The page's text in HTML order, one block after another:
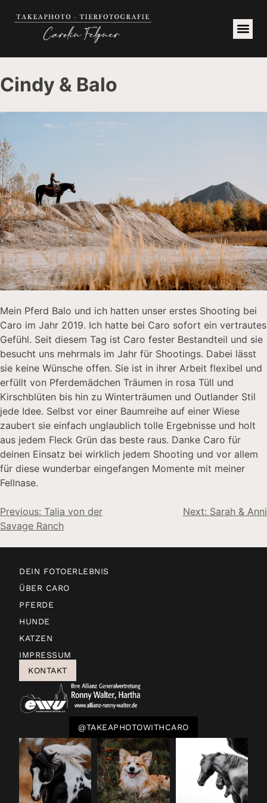
Cindy & Balo
Mein Pferd Balo und ich hatten unser erstes Shooting bei
Caro im Jahr 2019. Ich hatte bei Caro sofort ein vertrautes
Gefühl. Seit diesem Tag ist Caro fester Bestandteil und sie
besucht uns mehrmals im Jahr für Shootings. Dabei lässt
sie keine Wünsche offen. Sie ist in ihrer Arbeit flexibel und
erfüllt von Pferdemädchen Träumen in rosa Tüll und
Kirschblüten bis hin zu Winterträumen und Outlander Stil
jede Idee. Selbst vor einer Baumreihe auf einer Wiese
zaubert sie einfach unglaublich tolle Ergebnisse und holt
aus jedem Fleck Grün das beste raus. Danke Caro für
deinen Einsatz bei wirklich jedem Shooting und vor allem
für diese wunderbar eingefangen Momente mit meiner
Fellnase.
Previous: Talia von der
Savage Ranch
Next: Sarah & Anni
DEIN FOTOERLEBNIS
ÜBER CARO
PFERDE
HUNDE
KATZEN
IMPRESSUM
KONTAKT
@TAKEAPHOTOWITHCARO